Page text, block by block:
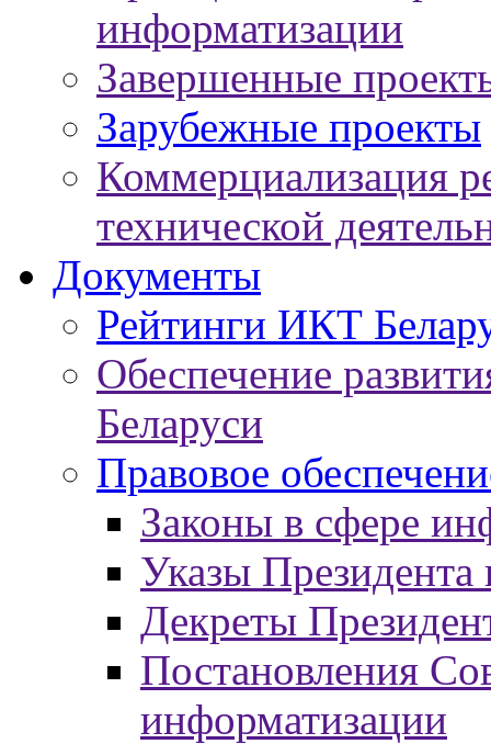
информатизации
Завершенные
Зарубежные проекты
Коммерциализация
технической
Документы
Рейтинги ИКТ
Обеспечение
Беларуси
Правовое
Законы в сфере
Указы
Декреты
Постановления
информатизации